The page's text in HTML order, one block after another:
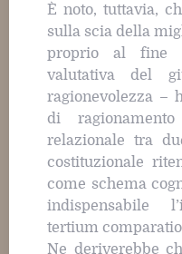
È noto, tuttavia,
sulla scia della
proprio al fine
valutativa del
ragionevolezza –
di
relazionale tra
costituzionale
come schema
indispensabile
tertium
Ne deriverebbe